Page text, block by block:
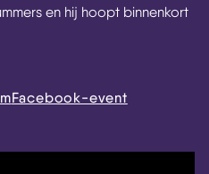
en hij hoopt binnenkort
Facebook-event